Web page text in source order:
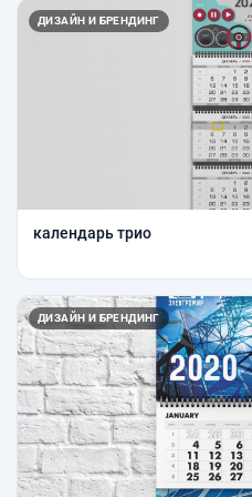
ДИЗАЙН И БРЕНДИНГ
календарь трио
ДИЗАЙН И БРЕНДИНГ